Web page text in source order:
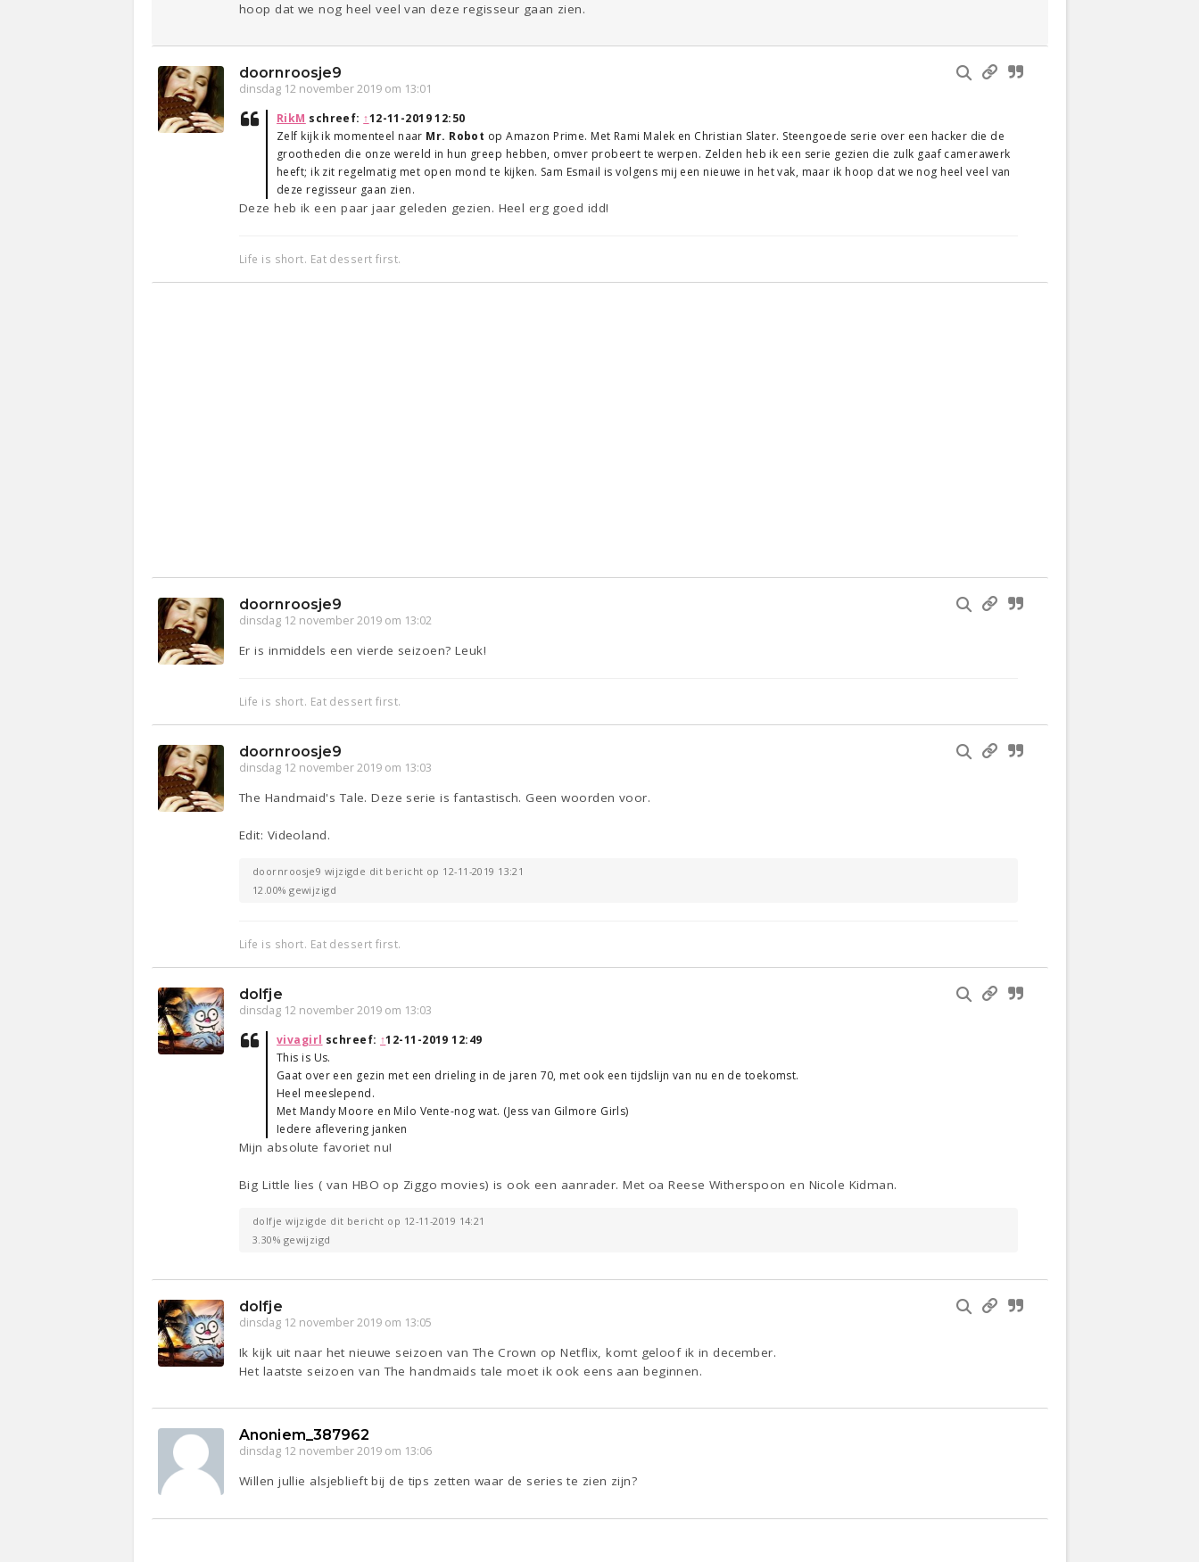
hoop dat we nog heel veel van deze regisseur gaan zien.
doornroosje9
dinsdag 12 november 2019 om 13:01
RikM schreef: ↑12-11-2019 12:50
Zelf kijk ik momenteel naar Mr. Robot op Amazon Prime. Met Rami Malek en Christian Slater. Steengoede serie over een hacker die de
grootheden die onze wereld in hun greep hebben, omver probeert te werpen. Zelden heb ik een serie gezien die zulk gaaf camerawerk
heeft; ik zit regelmatig met open mond te kijken. Sam Esmail is volgens mij een nieuwe in het vak, maar ik hoop dat we nog heel veel van
deze regisseur gaan zien.
Deze heb ik een paar jaar geleden gezien. Heel erg goed idd!
Life is short. Eat dessert first.
doornroosje9
dinsdag 12 november 2019 om 13:02
Er is inmiddels een vierde seizoen? Leuk!
Life is short. Eat dessert first.
doornroosje9
dinsdag 12 november 2019 om 13:03
The Handmaid's Tale. Deze serie is fantastisch. Geen woorden voor.
Edit: Videoland.
doornroosje9 wijzigde dit bericht op 12-11-2019 13:21
12.00% gewijzigd
Life is short. Eat dessert first.
dolfje
dinsdag 12 november 2019 om 13:03
vivagirl schreef: ↑12-11-2019 12:49
This is Us.
Gaat over een gezin met een drieling in de jaren 70, met ook een tijdslijn van nu en de toekomst.
Heel meeslepend.
Met Mandy Moore en Milo Vente-nog wat. (Jess van Gilmore Girls)
Iedere aflevering janken
Mijn absolute favoriet nu!
Big Little lies ( van HBO op Ziggo movies) is ook een aanrader. Met oa Reese Witherspoon en Nicole Kidman.
dolfje wijzigde dit bericht op 12-11-2019 14:21
3.30% gewijzigd
dolfje
dinsdag 12 november 2019 om 13:05
Ik kijk uit naar het nieuwe seizoen van The Crown op Netflix, komt geloof ik in december.
Het laatste seizoen van The handmaids tale moet ik ook eens aan beginnen.
Anoniem_387962
dinsdag 12 november 2019 om 13:06
Willen jullie alsjeblieft bij de tips zetten waar de series te zien zijn?